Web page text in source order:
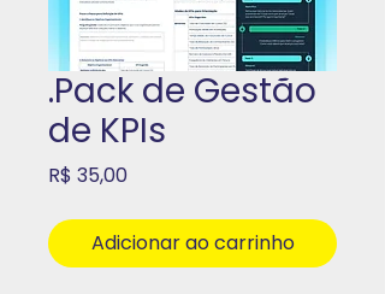
.Pack de Gestão
de KPIs
R$ 35,00Preço
Adicionar ao carrinho